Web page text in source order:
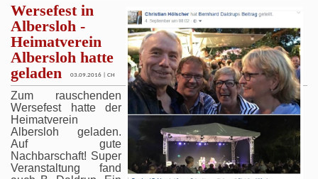
Wersefest in
Albersloh -
Heimatverein
Albersloh hatte
geladen
03.09.2016 | CH
Zum rauschenden
Wersefest hatte der
Heimatverein
Albersloh geladen.
Auf gute
Nachbarschaft! Super
Veranstaltung fand